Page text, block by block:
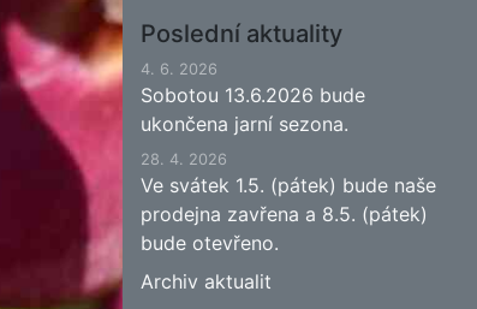
Poslední aktuality
4. 6. 2026
Sobotou 13.6.2026 bude
ukončena jarní sezona.
28. 4. 2026
Ve svátek 1.5. (pátek) bude naše
prodejna zavřena a 8.5. (pátek)
bude otevřeno.
Archiv aktualit